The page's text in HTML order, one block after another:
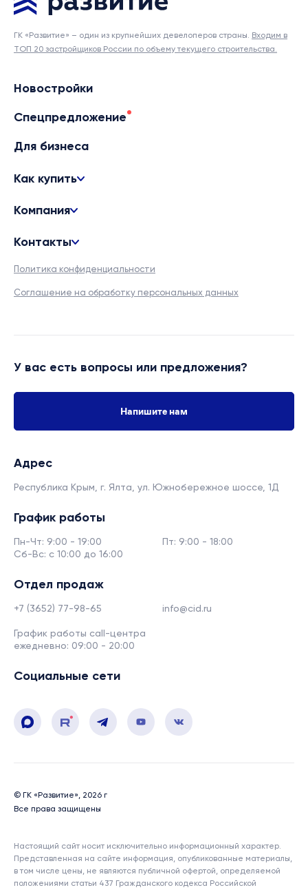
ГК «Развитие» – один из крупнейших девелоперов страны. Входим в
ТОП 20 застройщиков России по объему текущего строительства.
Новостройки
Спецпредложение
Для бизнеса
Как купить
Компания
Контакты
Политика конфиденциальности
Соглашение на обработку персональных данных
У вас есть вопросы или предложения?
Напишите нам
Адрес
Республика Крым, г. Ялта, ул. Южнобережное шоссе, 1Д
График работы
Пн-Чт: 9:00 - 19:00
Пт: 9:00 - 18:00
Сб-Вс: с 10:00 до 16:00
Отдел продаж
+7 (3652) 77-98-65 info@cid.ru
График работы call-центра
ежедневно: 09:00 - 20:00
Социальные сети
© ГК «Развитие», 2026 г
Все права защищены
Настоящий сайт носит исключительно информационный характер.
Представленная на сайте информация, опубликованные материалы,
в том числе цены, не являются публичной офертой, определяемой
положениями статьи 437 Гражданского кодекса Российской